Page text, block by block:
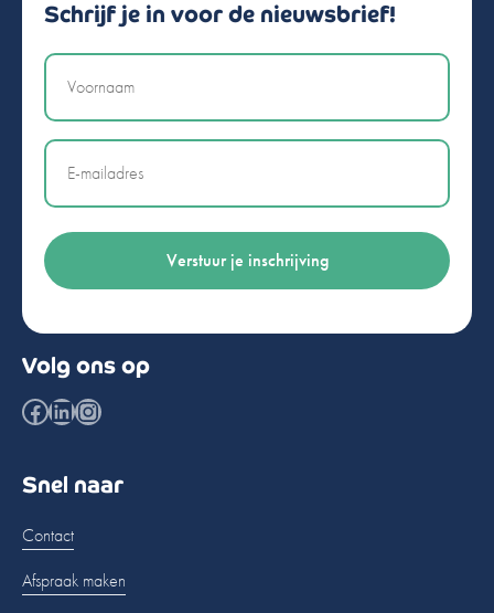
Schrijf je in voor de nieuwsbrief!
Naam
Email
Volg ons op
Facebook
LinkedIn
Instagram
Snel naar
Contact
Afspraak maken